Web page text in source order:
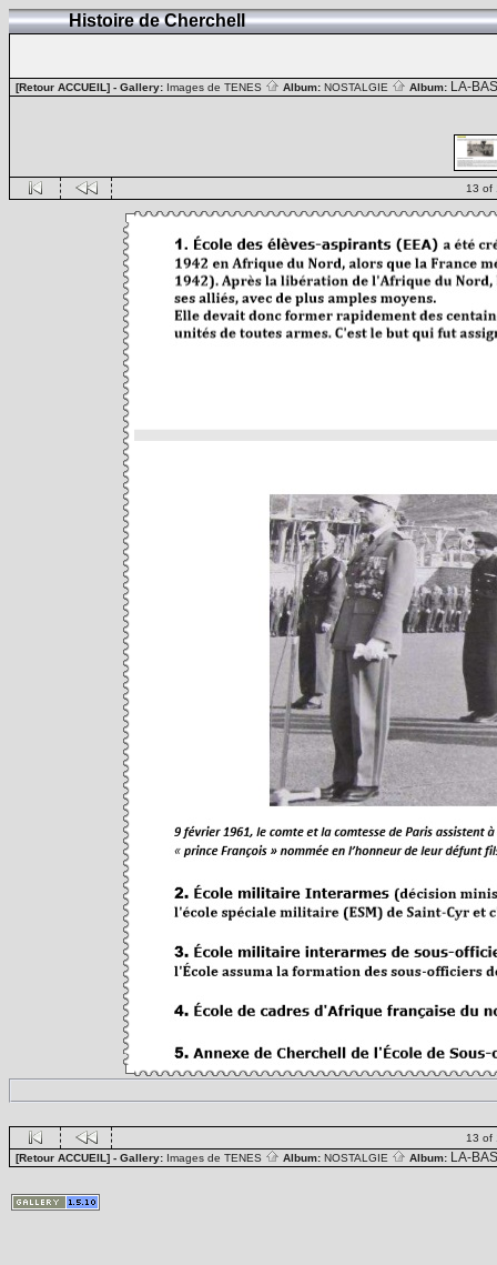
Histoire de Cherchell
[Retour ACCUEIL] - Gallery: Images de TENES Album: NOSTALGIE Album: LA-BAS
13 of
13 of
[Retour ACCUEIL] - Gallery: Images de TENES Album: NOSTALGIE Album: LA-BAS